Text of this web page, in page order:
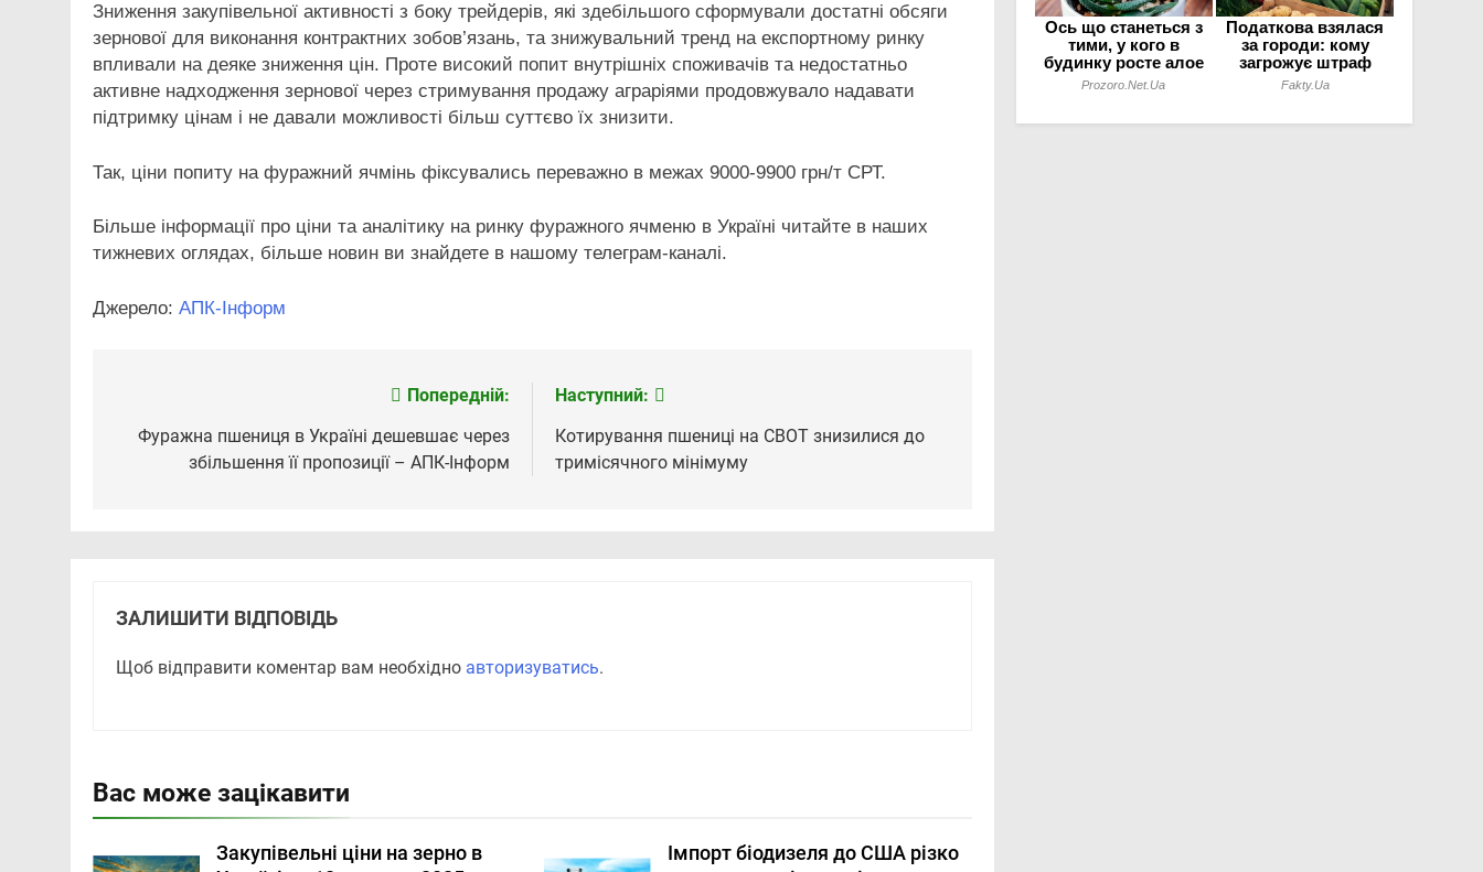
Зниження закупівельної активності з боку трейдерів, які здебільшого сформували достатні обсяги
зернової для виконання контрактних зобов’язань, та знижувальний тренд на експортному ринку
впливали на деяке зниження цін. Проте високий попит внутрішніх споживачів та недостатньо
активне надходження зернової через стримування продажу аграріями продовжувало надавати
підтримку цінам і не давали можливості більш суттєво їх знизити.
Так, ціни попиту на фуражний ячмінь фіксувались переважно в межах 9000-9900 грн/т СРТ.
Більше інформації про ціни та аналітику на ринку фуражного ячменю в Україні читайте в наших
тижневих оглядах, більше новин ви знайдете в нашому телеграм-каналі.
Джерело: АПК-Інформ
записів
Попередній:
Фуражна пшениця в Україні дешевшає через
збільшення її пропозиції – АПК-Інформ
Наступний:
Котирування пшениці на СВОТ знизилися до
тримісячного мінімуму
ЗАЛИШИТИ ВІДПОВІДЬ
Щоб відправити коментар вам необхідно авторизуватись.
Вас може зацікавити
Закупівельні ціни на зерно в
Імпорт біодизеля до США різко